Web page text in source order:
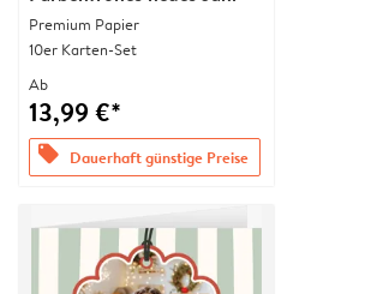
Premium Papier
10er Karten-Set
Ab
13,99 €*
offers Dauerhaft günstige Preise